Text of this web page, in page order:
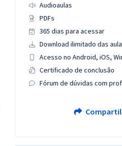
Audioaulas
PDFs
365 dias para acessar
Download ilimitado das
Acesso no Android, iOS,
Certificado de conclusão
Fórum de dúvidas com